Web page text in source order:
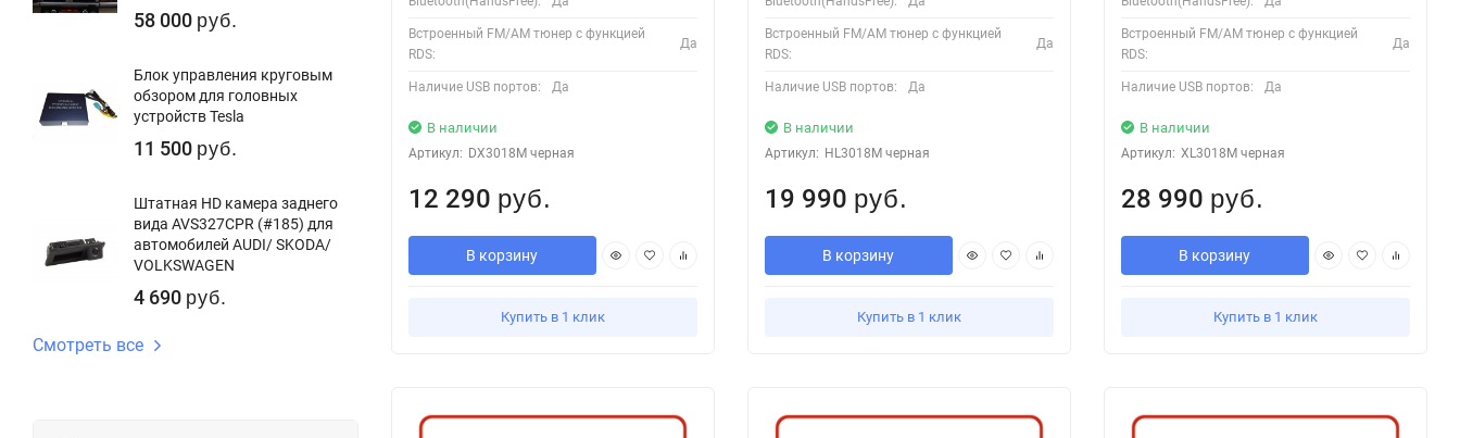
58 000 руб.
Блок управления круговым
обзором для головных
устройств Tesla
11 500 руб.
Штатная HD камера заднего
вида AVS327CPR (#185) для
автомобилей AUDI/ SKODA/
VOLKSWAGEN
4 690 руб.
Смотреть все
Встроенный FM/AM тюнер с функцией
RDS:
Да
Наличие USB портов: Да
В наличии
Артикул: DX3018M черная
12 290 руб.
В корзину
Купить в 1 клик
Встроенный FM/AM тюнер с функцией
RDS:
Да
Наличие USB портов: Да
В наличии
Артикул: HL3018M черная
19 990 руб.
В корзину
Купить в 1 клик
Встроенный FM/AM тюнер с функцией
RDS:
Да
Наличие USB портов: Да
В наличии
Артикул: XL3018M черная
28 990 руб.
В корзину
Купить в 1 клик